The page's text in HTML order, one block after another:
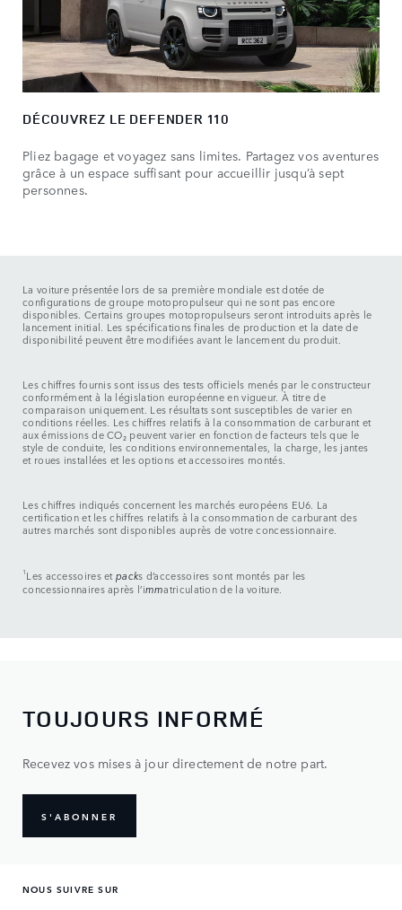
DÉCOUVREZ LE DEFENDER 110
Pliez bagage et voyagez sans limites. Partagez vos aventures
grâce à un espace suffisant pour accueillir jusqu’à sept
personnes.
La voiture présentée lors de sa première mondiale est dotée de
configurations de groupe motopropulseur qui ne sont pas encore
disponibles. Certains groupes motopropulseurs seront introduits après le
lancement initial. Les spécifications finales de production et la date de
disponibilité peuvent être modifiées avant le lancement du produit.
Les chiffres fournis sont issus des tests officiels menés par le constructeur
conformément à la législation européenne en vigueur. À titre de
comparaison uniquement. Les résultats sont susceptibles de varier en
conditions réelles. Les chiffres relatifs à la consommation de carburant et
aux émissions de CO₂ peuvent varier en fonction de facteurs tels que le
style de conduite, les conditions environnementales, la charge, les jantes
et roues installées et les options et accessoires montés.
Les chiffres indiqués concernent les marchés européens EU6. La
certification et les chiffres relatifs à la consommation de carburant des
autres marchés sont disponibles auprès de votre concessionnaire.
1 Les accessoires etpacks d’accessoires sont montés par les
concessionnaires après l’immatriculation de la voiture.
TOUJOURS INFORMÉ
Recevez vos mises à jour directement de notre part.
S'ABONNER
NOUS SUIVRE SUR